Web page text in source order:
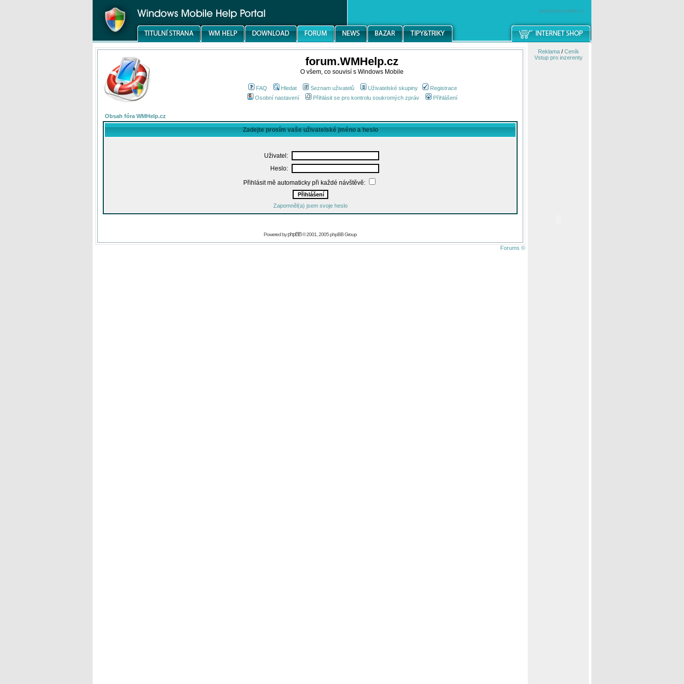
windowsmobile.cz
forum.WMHelp.cz
O všem, co souvisí s Windows Mobile
FAQ Hledat Seznam uživatelů Uživatelské skupiny
Registrace
Osobní nastavení
Přihlásit se pro kontrolu soukromých zpráv Přihlášení
Obsah fóra WMHelp.cz
Zadejte prosím vaše uživatelské jméno a heslo
Uživatel:
Heslo:
Přihlásit mě automaticky při každé návštěvě:
Zapomněl(a) jsem svoje heslo
Powered byphpBB© 2001, 2005 phpBB Group
Forums ©
Reklama/ Ceník
Vstup pro inzerenty